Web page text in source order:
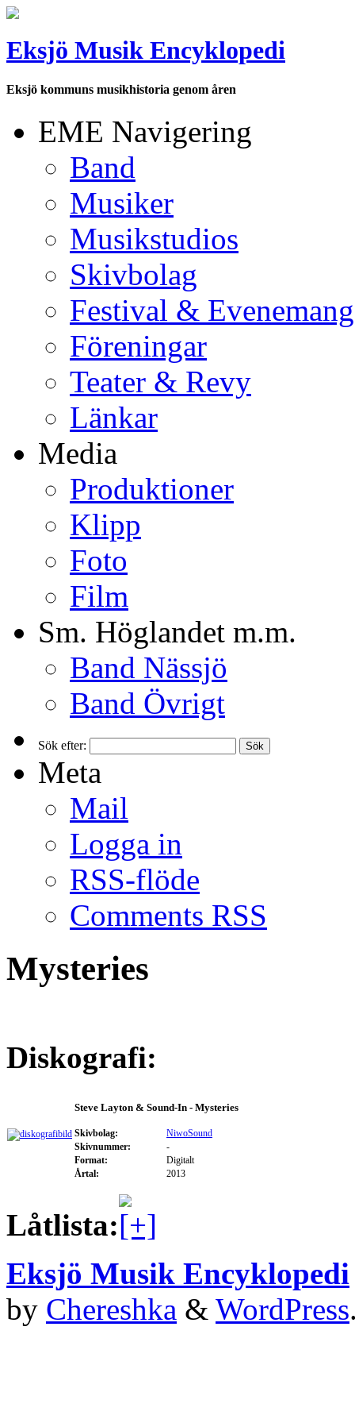
Eksjö Musik Encyklopedi
Eksjö kommuns musikhistoria genom åren
EME Navigering
Band
Musiker
Musikstudios
Skivbolag
Festival & Evenemang
Föreningar
Teater & Revy
Länkar
Media
Produktioner
Klipp
Foto
Film
Sm. Höglandet m.m.
Band Nässjö
Band Övrigt
Sök efter:
Meta
Mail
Logga in
RSS-flöde
Comments RSS
Mysteries
Diskografi:
Steve Layton & Sound-In - Mysteries
Skivbolag:
NiwoSound
Skivnummer:
-
Format:
Digitalt
Årtal:
2013
Låtlista:
Eksjö Musik Encyklopedi
by Chereshka & WordPress